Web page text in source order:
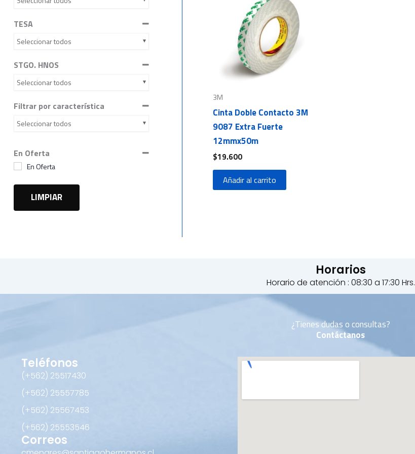
TESA
Seleccionar todos
STGO. HNOS
Seleccionar todos
Filtrar por característica
Seleccionar todos
En Oferta
En Oferta
LIMPIAR
3M
Cinta Doble Contacto 3M
9087 Extra Fuerte
12mmx50m
$19.600
Añadir al carrito
Horarios
Horario de atención : 08:30 a 17:30 Hrs.
¿Tienes dudas o consultas?
Contáctanos
Teléfonos
(+562) 25517430‬
(+562) 25557785
(+562) 25567453‬
(+562) ‪25553546
Correos